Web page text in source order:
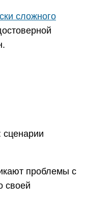
сложного
проблемы с
своей